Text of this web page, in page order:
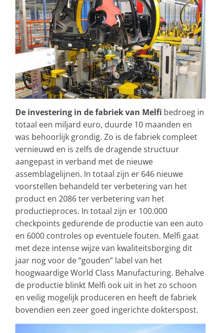
De investering in de fabriek van Melfi bedroeg in
totaal een miljard euro, duurde 10 maanden en
was behoorlijk grondig. Zo is de fabriek compleet
vernieuwd en is zelfs de dragende structuur
aangepast in verband met de nieuwe
assemblagelijnen. In totaal zijn er 646 nieuwe
voorstellen behandeld ter verbetering van het
product en 2086 ter verbetering van het
productieproces. In totaal zijn er 100.000
checkpoints gedurende de productie van een auto
en 6000 controles op eventuele fouten. Melfi gaat
met deze intense wijze van kwaliteitsborging dit
jaar nog voor de “gouden” label van het
hoogwaardige World Class Manufacturing. Behalve
de productie blinkt Melfi ook uit in het zo schoon
en veilig mogelijk produceren en heeft de fabriek
bovendien een zeer goed ingerichte dokterspost.